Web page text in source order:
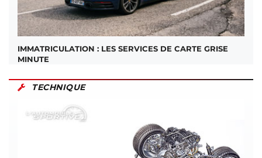
IMMATRICULATION : LES SERVICES DE CARTE GRISE
MINUTE
TECHNIQUE